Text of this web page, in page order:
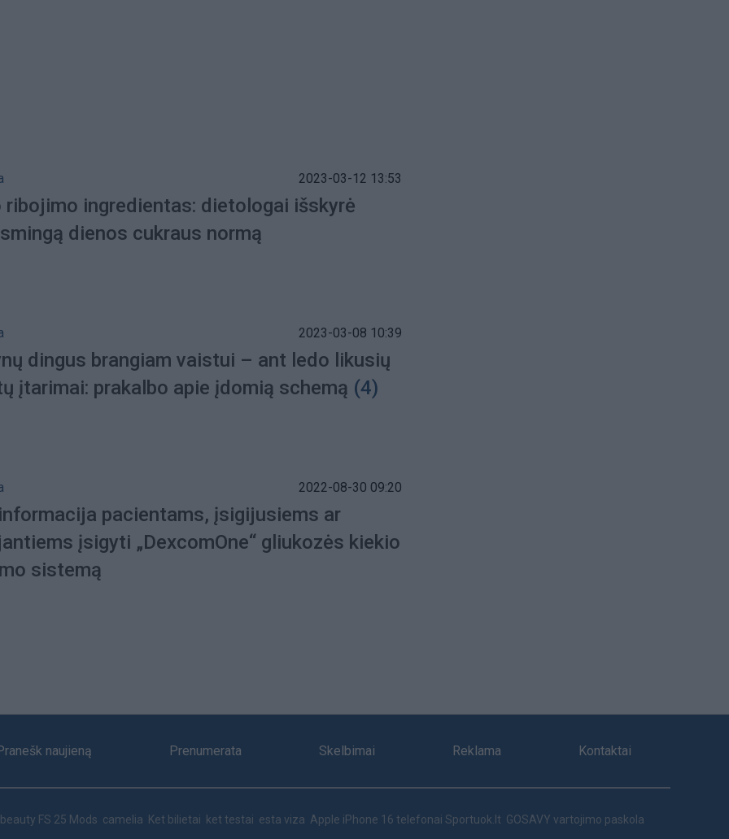
2023-03-12 13:53
ribojimo ingredientas: dietologai išskyrė
dienos cukraus normą
2023-03-08 10:39
dingus brangiam vaistui – ant ledo likusių
įtarimai: prakalbo apie įdomią schemą (4)
2022-08-30 09:20
pacientams, įsigijusiems ar
įsigyti „DexcomOne“ gliukozės kiekio
sistemą
naujieną Prenumerata Skelbimai Reklama Kontaktai
FS 25 Mods camelia Ket bilietai ket testai esta viza Apple iPhone 16 telefonai Sportuok.lt GOSAVY vartojimo paskola